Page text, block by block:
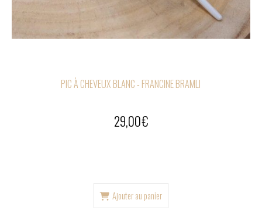
PIC À CHEVEUX BLANC - FRANCINE BRAMLI
29,00€
Ajouter au panier